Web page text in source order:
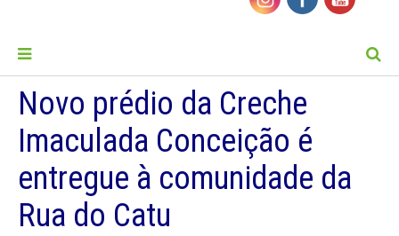
Novo prédio da Creche
Imaculada Conceição é
entregue à comunidade da
Rua do Catu